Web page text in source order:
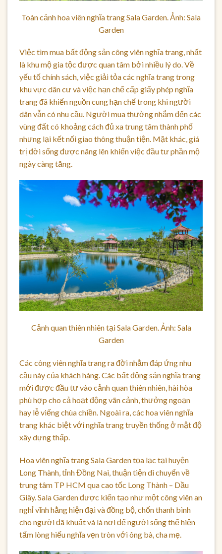
Toàn cảnh hoa viên nghĩa trang Sala Garden. Ảnh: Sala
Garden
Việc tìm mua bất động sản công viên nghĩa trang, nhất
là khu mộ gia tộc được quan tâm bởi nhiều lý do. Về
yếu tố chính sách, việc giải tỏa các nghĩa trang trong
khu vực dân cư và việc hạn chế cấp giấy phép nghĩa
trang đã khiến nguồn cung hạn chế trong khi người
dân vẫn có nhu cầu. Người mua thường nhắm đến các
vùng đất có khoảng cách đủ xa trung tâm thành phố
nhưng lại kết nối giao thông thuận tiện. Mặt khác, giá
trị đời sống được nâng lên khiến việc đầu tư phần mộ
ngày càng tăng.
Cảnh quan thiên nhiên tại Sala Garden. Ảnh: Sala
Garden
Các công viên nghĩa trang ra đời nhằm đáp ứng nhu
cầu này của khách hàng. Các bất động sản nghĩa trang
mới được đầu tư vào cảnh quan thiên nhiên, hài hòa
phù hợp cho cả hoạt động vãn cảnh, thưởng ngoạn
hay lễ viếng chùa chiền. Ngoài ra, các hoa viên nghĩa
trang khác biệt với nghĩa trang truyền thống ở mật độ
xây dựng thấp.
Hoa viên nghĩa trangSala Garden tọa lạc tại huyện
Long Thành, tỉnh Đồng Nai, thuận tiện di chuyển về
trung tâm TP HCM qua cao tốc Long Thành – Dầu
Giây. Sala Garden được kiến tạo như một công viên an
nghỉ vĩnh hằng hiện đại và đồng bộ, chốn thanh bình
cho người đã khuất và là nơi để người sống thể hiện
tấm lòng hiếu nghĩa vẹn tròn với ông bà, cha mẹ.